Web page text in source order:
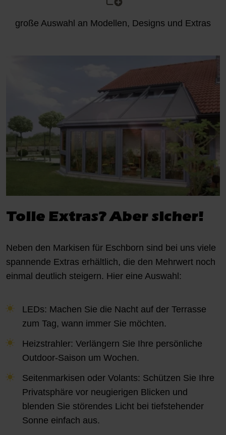
große Auswahl an Modellen, Designs und Extras
Tolle Extras? Aber sicher!
Neben den Markisen für Eschborn sind bei uns viele
spannende Extras erhältlich, die den Mehrwert noch
einmal deutlich steigern. Hier eine Auswahl:
LEDs: Machen Sie die Nacht auf der Terrasse
zum Tag, wann immer Sie möchten.
Heizstrahler: Verlängern Sie Ihre persönliche
Outdoor-Saison um Wochen.
Seitenmarkisen oder Volants: Schützen Sie Ihre
Privatsphäre vor neugierigen Blicken und
blenden Sie störendes Licht bei tiefstehender
Sonne einfach aus.